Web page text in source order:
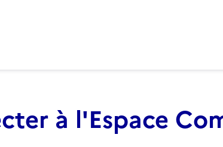
à l'Espace